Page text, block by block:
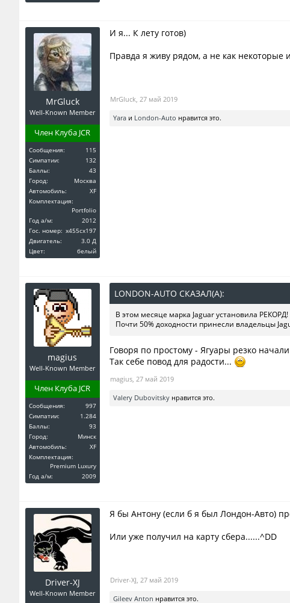
MrGluck
Well-Known Member
Член Клуба JCR
Сообщения:
115
Симпатии:
132
Баллы:
43
Город:
Москва
Автомобиль:
XF
Комплектация:
Portfolio
Год a/м:
2012
Гос. номер: х455сх197
Двигатель:
3.0 Д
Цвет:
белый
И я... К лету готов)
Правда я живу рядом, а не как некоторые
MrGluck, 27 май 2019
Yaraи London-Auto нравится это.
magius
Well-Known Member
Член Клуба JCR
Сообщения:
997
Симпатии:
1.284
Баллы:
93
Город:
Минск
Автомобиль:
XF
Комплектация:
Premium Luxury
Год a/м:
2009
LONDON-AUTO СКАЗАЛ(А):
В этом месяце марка Jaguar установила РЕКОРД!
Почти 50% доходности принесли владельцы
Говоря по простому - Ягуары резко
Так себе повод для радости...
magius, 27 май 2019
Valery Dubovitskyнравится это.
Driver-XJ
Well-Known Member
Я бы Антону (если б я был Лондон-Авто)
Или уже получил на карту сбера......^DD
Driver-XJ, 27 май 2019
Gileev Anton нравится это.